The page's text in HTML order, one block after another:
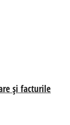
și facturile